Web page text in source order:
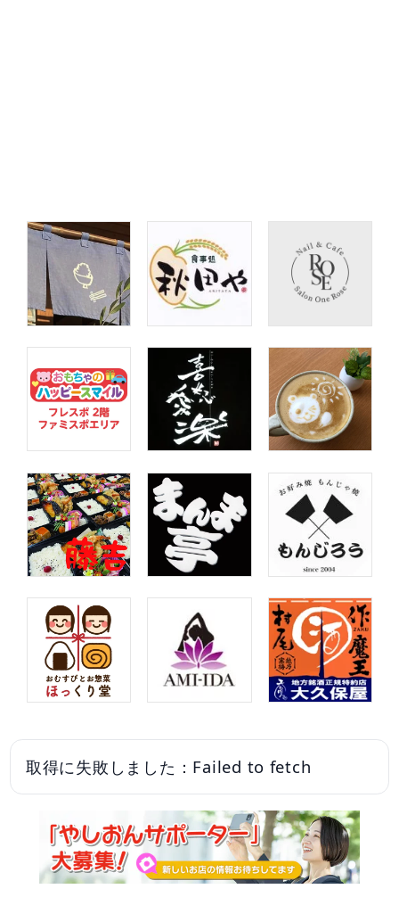
取得に失敗しました：Failed to fetch